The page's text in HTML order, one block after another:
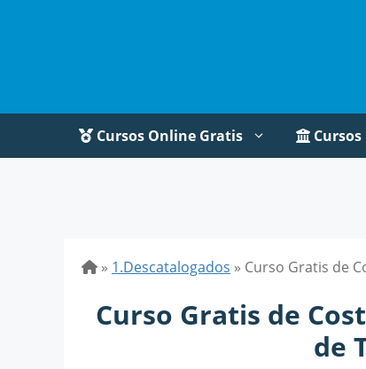
Cursos Online Gratis Cursos
» 1.Descatalogados » Curso Gratis de
Curso Gratis de
de